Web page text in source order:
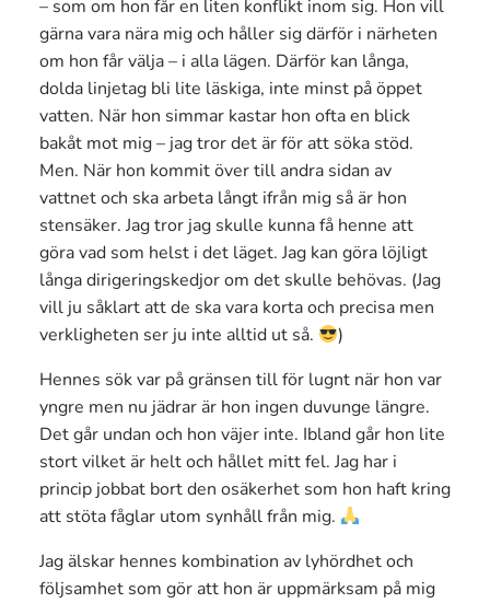
– som om hon får en liten konflikt inom sig. Hon vill
gärna vara nära mig och håller sig därför i närheten
om hon får välja – i alla lägen. Därför kan långa,
dolda linjetag bli lite läskiga, inte minst på öppet
vatten. När hon simmar kastar hon ofta en blick
bakåt mot mig – jag tror det är för att söka stöd.
Men. När hon kommit över till andra sidan av
vattnet och ska arbeta långt ifrån mig så är hon
stensäker. Jag tror jag skulle kunna få henne att
göra vad som helst i det läget. Jag kan göra löjligt
långa dirigeringskedjor om det skulle behövas. (Jag
vill ju såklart att de ska vara korta och precisa men
verkligheten ser ju inte alltid ut så.
)
Hennes sök var på gränsen till för lugnt när hon var
yngre men nu jädrar är hon ingen duvunge längre.
Det går undan och hon väjer inte. Ibland går hon lite
stort vilket är helt och hållet mitt fel. Jag har i
princip jobbat bort den osäkerhet som hon haft kring
att stöta fåglar utom synhåll från mig.
Jag älskar hennes kombination av lyhördhet och
följsamhet som gör att hon är uppmärksam på mig